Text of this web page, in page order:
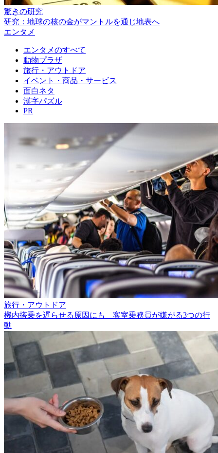
驚きの研究
研究：地球の核の金がマントルを通じ地表へ
エンタメ
エンタメのすべて
動物プラザ
旅行・アウトドア
イベント・商品・サービス
面白ネタ
漢字パズル
PR
旅行・アウトドア
機内搭乗を遅らせる原因にも 客室乗務員が嫌がる3つの行
動